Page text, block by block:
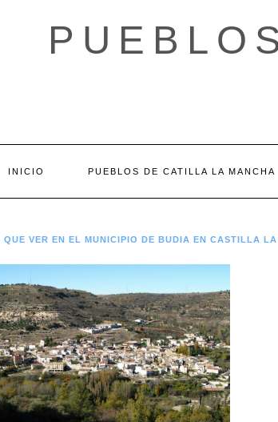
INICIO PUEBLOS DE CATILLA LA MANCHA
QUE VER EN EL MUNICIPIO DE BUDIA EN CASTILLA LA